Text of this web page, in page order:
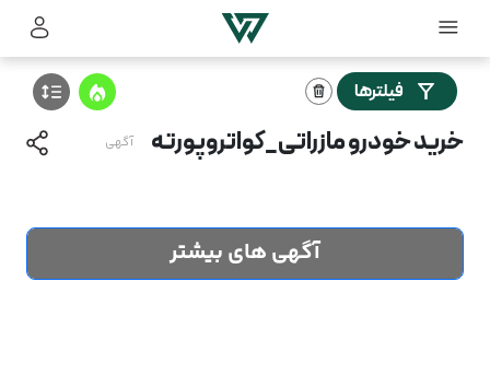
فیلترها
خرید خودرو مازراتی_کواتروپورته آگهی
آگهی های بیشتر